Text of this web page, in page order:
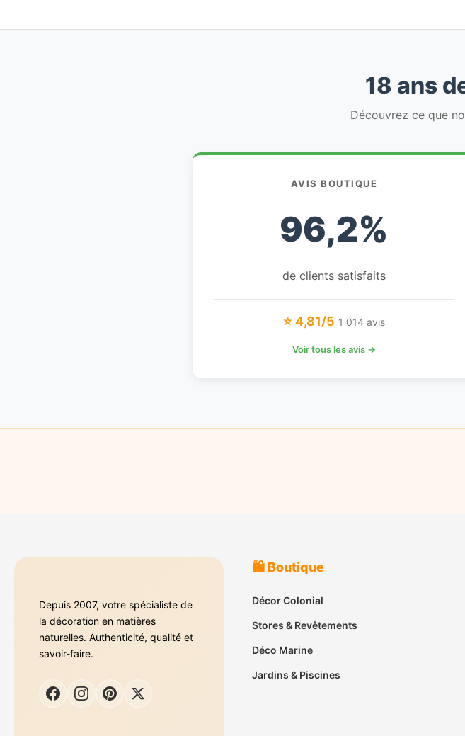
18 ans
Découvrez ce que
AVIS BOUTIQUE
96,2%
de clients satisfaits
⭐ 4,81/5 1 014 avis
Voir tous les avis →
Depuis 2007, votre spécialiste de
la décoration en matières
naturelles. Authenticité, qualité et
savoir-faire.
🛍️ Boutique
Décor Colonial
Stores & Revêtements
Déco Marine
Jardins & Piscines